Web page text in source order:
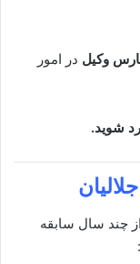
وکیل در امور
شوید.
چند سال سابقه